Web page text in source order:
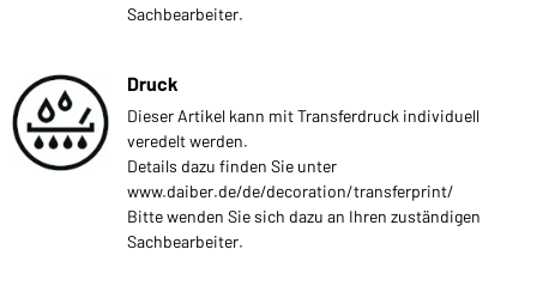
Sachbearbeiter.
Druck
Dieser Artikel kann mit Transferdruck individuell
veredelt werden.
Details dazu finden Sie unter
www.daiber.de/de/decoration/transferprint/
Bitte wenden Sie sich dazu an Ihren zuständigen
Sachbearbeiter.